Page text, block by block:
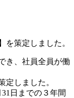
を策定しました。
き、社員全員が働
定しました。
日までの３年間